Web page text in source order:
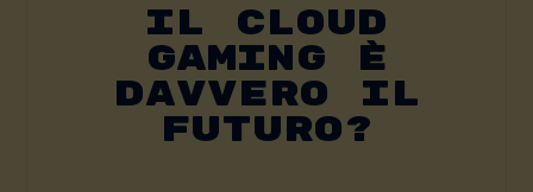
IL CLOUD
GAMING È
DAVVERO IL
FUTURO?